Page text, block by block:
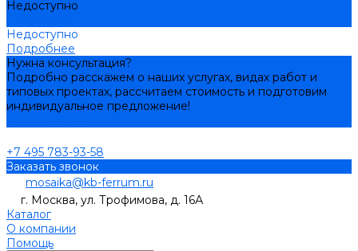
Недоступно
Недоступно
Подробнее
Нужна консультация?
Подробно расскажем о наших услугах, видах работ и
типовых проектах, рассчитаем стоимость и подготовим
индивидуальное предложение!
+7 495 783-93-58
Заказать звонок
mosaika@kb-ferrum.ru
г. Москва, ул. Трофимова, д. 16А
Каталог
О компании
Помощь